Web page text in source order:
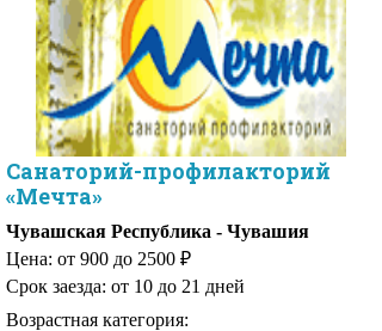
Санаторий-профилакторий
«Мечта»
Чувашская Республика - Чувашия
Цена: от 900 до 2500 ₽
Срок заезда: от 10 до 21 дней
Возрастная категория: